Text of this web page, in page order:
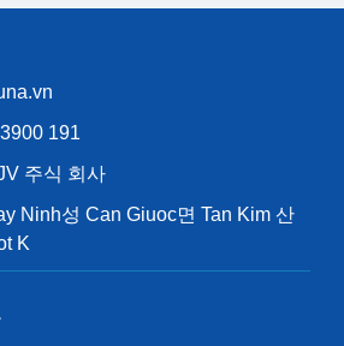
191
주식 회사
Ninh성 Can Giuoc면 Tan Kim 산
K